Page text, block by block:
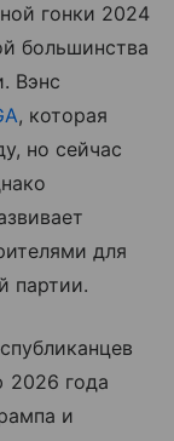
гонки 2024
большинства
Вэнс
, которая
но сейчас
для
партии.
2026 года
и